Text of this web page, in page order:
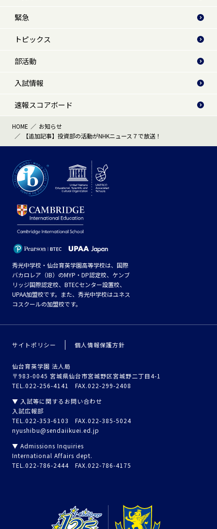
緊急
トピックス
部活動
入試情報
速報スコアボード
HOME
お知らせ
【追加記事】投資部の活動がNHKニュース７で放送！
秀光中学校・仙台育英学園高等学校は、国際
バカロレア（IB）のMYP・DP認定校、ケンブ
リッジ国際認定校、BTECセンター設置校、
UPAA加盟校です。また、秀光中学校はユネス
コスクールの加盟校です。
サイトポリシー 個人情報保護方針
仙台育英学園 法人局
〒983-0045 宮城県仙台市宮城野区宮城野二丁目4-1
TEL.022-256-4141 FAX.022-299-2408
▼ 入試等に関するお問い合わせ
入試広報部
TEL.022-353-6103 FAX.022-385-5024
nyushibu@sendaiikuei.ed.jp
▼ Admissions Inquiries
International Affairs dept.
TEL.022-786-2444 FAX.022-786-4175